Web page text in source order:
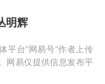
明辉
平台“网易号”作者上传
网易仅提供信息发布平